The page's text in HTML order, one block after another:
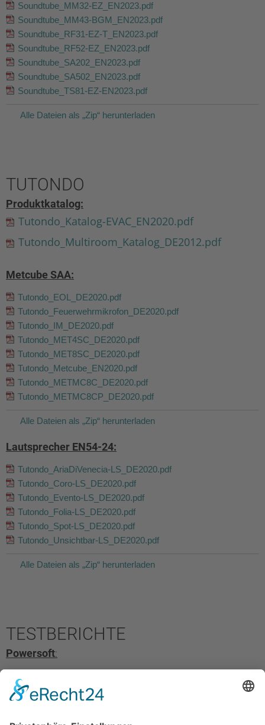
Soundtube_MM32-EZ_EN2023.pdf
Soundtube_MM43-BGM_EN2023.pdf
Soundtube_RF31-EZ-T_EN2023.pdf
Soundtube_RF52-EZ_EN2023.pdf
Soundtube_SA202_EN2023.pdf
Soundtube_SA502_EN2023.pdf
Soundtube_TS81-EZ-EN2023.pdf
Alle Dateien als „Zip“ herunterladen
TUTONDO
Produktkatalog:
Tutondo_Katalog-EVAC_EN2020.pdf
Tutondo_Multiroom_Katalog_DE2012.pdf
Metcube SAA:
Tutondo_EOL_DE2020.pdf
Tutondo_Feuerwehrmikrofon_DE2020.pdf
Tutondo_IM_DE2020.pdf
Tutondo_MET4SC_DE2020.pdf
Tutondo_MET8SC_DE2020.pdf
Tutondo_Metcube_EN2020.pdf
Tutondo_METMC8C_DE2020.pdf
Tutondo_METMC8CP_DE2020.pdf
Alle Dateien als „Zip“ herunterladen
Lautsprecher EN54-24:
Tutondo_AriaDiVenecia-LS_DE2020.pdf
Tutondo_Coro-LS_DE2020.pdf
Tutondo_Evento-LS_DE2020.pdf
Tutondo_Folia-LS_DE2020.pdf
Tutondo_Spot-LS_DE2020.pdf
Tutondo_Unsichtbar-LS_DE2020.pdf
Alle Dateien als „Zip“ herunterladen
TESTBERICHTE
Powersoft:
Powersoft_Quattrocanali_Testbericht_DE2023.pdf